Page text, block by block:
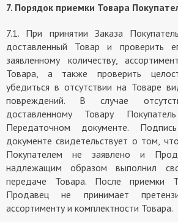
7. Порядок приемки Товара
7.1. При принятии Заказа
доставленный Товар и проверить
заявленному количеству,
Товара, а также проверить
убедиться в отсутствии на Товаре
повреждений. В случае
доставленному Товару
Передаточном документе.
документе свидетельствует о том,
Покупателем не заявлено и
надлежащим образом выполнил
передаче Товара. После приемки
Продавец не принимает
ассортименту и комплектности Товара.